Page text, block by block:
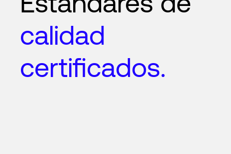
calidad
certificados.